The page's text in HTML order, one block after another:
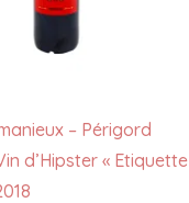
– Périgord
d’Hipster « Etiquette